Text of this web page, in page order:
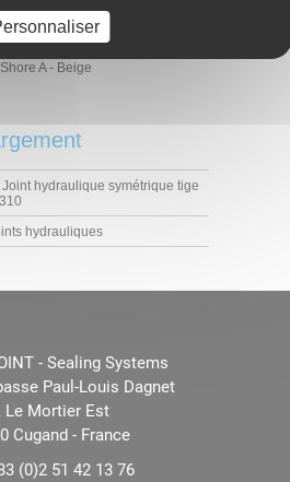
A - Beige
Joint hydraulique symétrique tige
hydrauliques
- Sealing Systems
Paul-Louis Dagnet
Le Mortier Est
Cugand - France
(0)2 51 42 13 76